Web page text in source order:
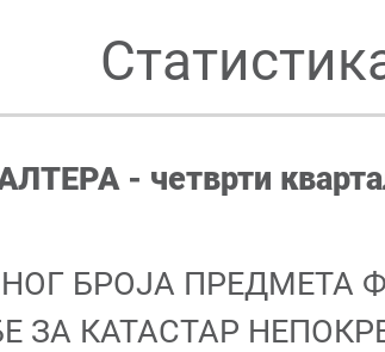
- четврти
БРОЈА ПРЕДМЕТА
ЗА КАТАСТАР